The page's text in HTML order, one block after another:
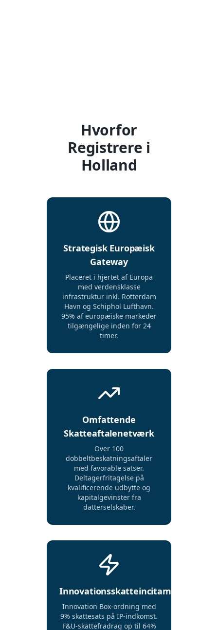
Hvorfor
Registrere i
Holland
Strategisk Europæisk
Gateway
Placeret i hjertet af Europa
med verdensklasse
infrastruktur inkl. Rotterdam
Havn og Schiphol Lufthavn.
95% af europæiske markeder
tilgængelige inden for 24
timer.
Omfattende
Skatteaftalenetværk
Over 100
dobbeltbeskatningsaftaler
med favorable satser.
Deltagerfritagelse på
kvalificerende udbytte og
kapitalgevinster fra
datterselskaber.
Innovationsskatteincitamenter
Innovation Box-ordning med
9% skattesats på IP-indkomst.
F&U-skattefradrag op til 64%